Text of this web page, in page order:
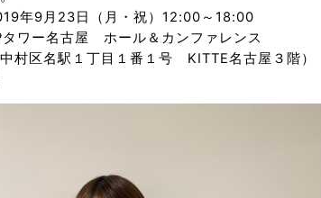
年9月23日（月・祝）12:00～18:00
ワー名古屋 ホール＆カンファレンス
中村区名駅１丁目１番１号 KITTE名古屋３階）